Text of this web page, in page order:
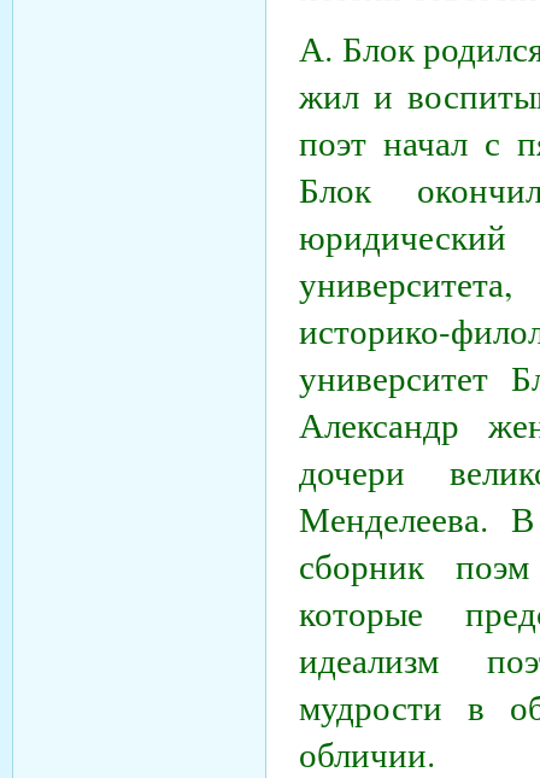
А. Блок
жил и
поэт начал с
Блок
историко-
Александр
дочери
Менделеева.
сборник
которые
идеализм
мудрости в
обличии.